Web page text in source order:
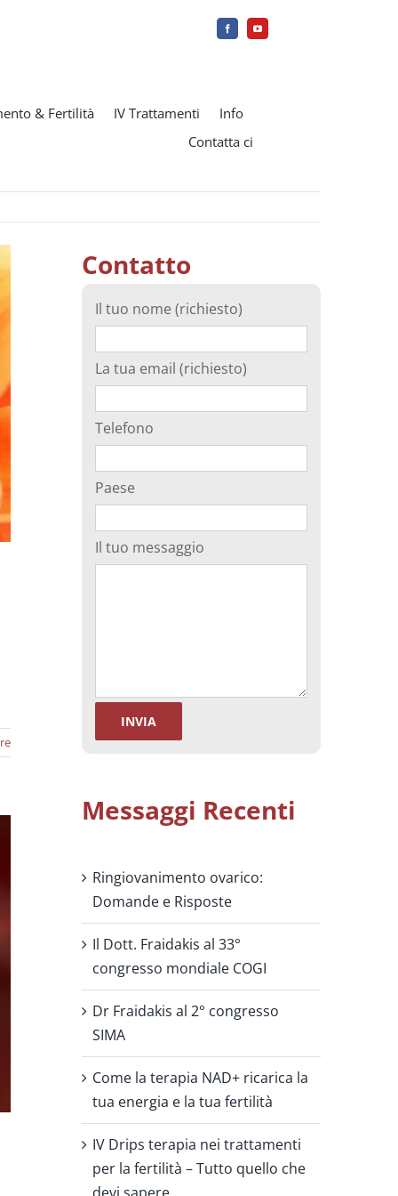
& Fertilità IV Trattamenti
Info
Contatta ci
Contatto
Il tuo nome (richiesto)
La tua email (richiesto)
Telefono
Paese
Il tuo messaggio
Messaggi Recenti
Ringiovanimento ovarico:
Domande e Risposte
Il Dott. Fraidakis al 33°
congresso mondiale COGI
Dr Fraidakis al 2° congresso
SIMA
Come la terapia NAD+ ricarica la
tua energia e la tua fertilità
IV Drips terapia nei trattamenti
per la fertilità – Tutto quello che